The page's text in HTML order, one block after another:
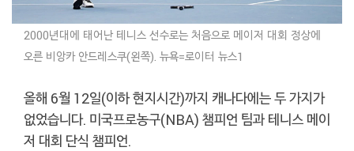
2000년대에 태어난 테니스 선수로는 처음으로 메이저 대회 정상에
오른 비앙카 안드레스쿠(왼쪽). 뉴욕=로이터 뉴스1
올해 6월 12일(이하 현지시간)까지 캐나다에는 두 가지가
없었습니다. 미국프로농구(NBA) 챔피언 팀과 테니스 메이
저 대회 단식 챔피언.